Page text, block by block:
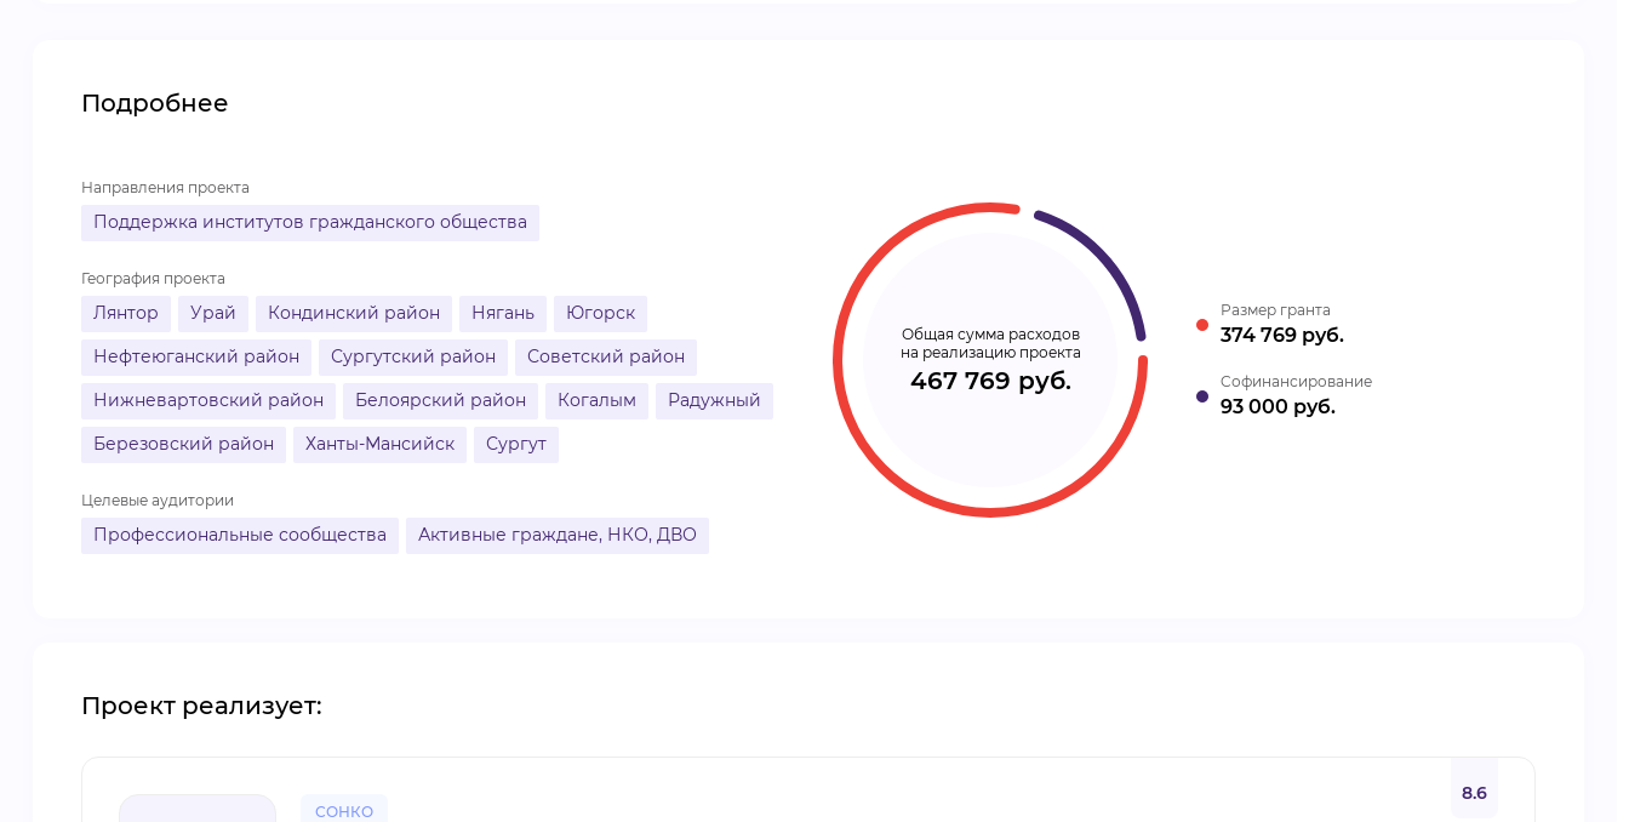
Подробнее
Направления проекта
Поддержка институтов гражданского общества
География проекта
Лянтор Урай Кондинский район Нягань
Югорск
Нефтеюганский район
Сургутский район
Советский район
Нижневартовский район
Белоярский район Когалым
Радужный
Березовский район
Ханты-Мансийск Сургут
Целевые аудитории
Профессиональные сообщества Активные граждане, НКО, ДВО
Общая сумма расходов
на реализацию проекта
467 769 руб.
Размер гранта
374 769 руб.
Cофинансирование
93 000 руб.
Проект реализует:
СОНКО
8.6